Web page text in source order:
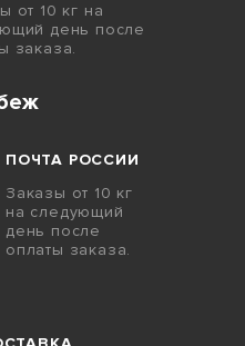
от 10 кг на
день после
заказа.
ПОЧТА РОССИИ
Заказы от 10 кг
на следующий
день после
оплаты заказа.